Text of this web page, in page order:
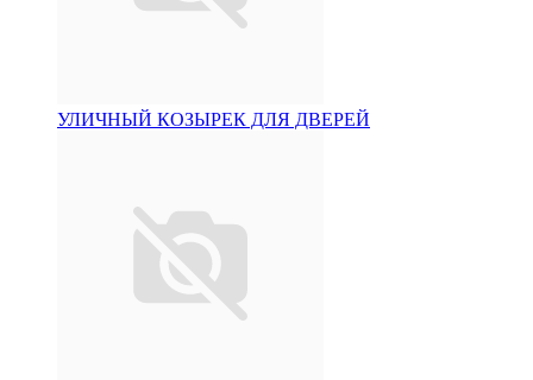
УЛИЧНЫЙ КОЗЫРЕК ДЛЯ ДВЕРЕЙ